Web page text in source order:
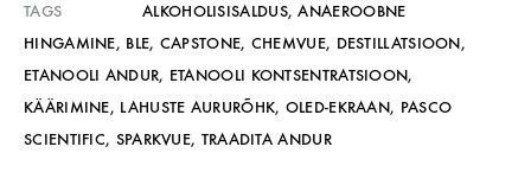
TAGS
ALKOHOLISISALDUS,ANAEROOBNE
HINGAMINE, BLE, CAPSTONE, CHEMVUE, DESTILLATSIOON,
ETANOOLI ANDUR, ETANOOLI KONTSENTRATSIOON,
KÄÄRIMINE, LAHUSTE AURURÕHK, OLED-EKRAAN, PASCO
SCIENTIFIC, SPARKVUE, TRAADITA ANDUR